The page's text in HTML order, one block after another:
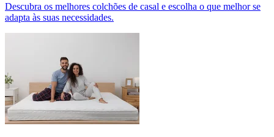
Descubra os melhores colchões de casal e escolha o que melhor se
adapta às suas necessidades.